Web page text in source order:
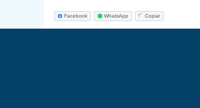
Facebook WhatsApp Copiar